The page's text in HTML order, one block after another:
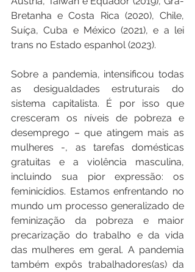
Bretanha e Costa Rica (2020), Chile,
Suíça, Cuba e México (2021), e a lei
trans no Estado espanhol (2023).
Sobre a pandemia, intensificou todas
as desigualdades estruturais do
sistema capitalista. É por isso que
cresceram os níveis de pobreza e
desemprego – que atingem mais as
mulheres -, as tarefas domésticas
gratuitas e a violência masculina,
incluindo sua pior expressão: os
feminicídios. Estamos enfrentando no
mundo um processo generalizado de
feminização da pobreza e maior
precarização do trabalho e da vida
das mulheres em geral. A pandemia
também expôs trabalhadores(as) da